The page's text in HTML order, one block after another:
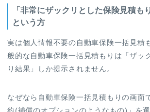
「非常にザックリとした保険見積も
という方
実は個人情報不要の自動車保険一括見積
般的な自動車保険一括見積もりは「ザッ
り結果」しか提示されません。
なぜなら自動車保険一括見積もりの画面
約(補償のオプションのようなもの)」を